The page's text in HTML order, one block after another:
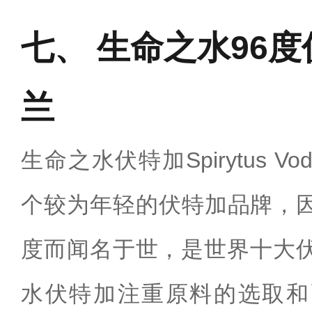
生命之水96度
兰
生命之水伏特加Spirytus
个较为年轻的伏特加品牌，
度而闻名于世，是世界十大
水伏特加注重原料的选取